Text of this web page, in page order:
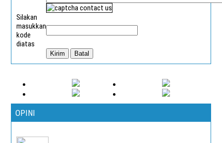
Silakan
masukkan
kode
diatas
OPINI